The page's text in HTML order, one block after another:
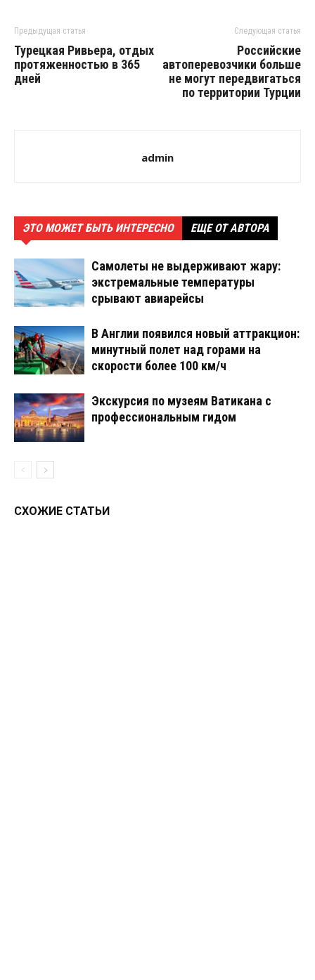
Предыдущая статья
Турецкая Ривьера, отдых
протяженностью в 365
дней
Следующая статья
Российские
автоперевозчики больше
не могут передвигаться
по территории Турции
admin
ЭТО МОЖЕТ БЫТЬ ИНТЕРЕСНО ЕЩЕ ОТ АВТОРА
Самолеты не выдерживают жару:
экстремальные температуры
срывают авиарейсы
В Англии появился новый аттракцион:
минутный полет над горами на
скорости более 100 км/ч
Экскурсия по музеям Ватикана с
профессиональным гидом
СХОЖИЕ СТАТЬИ